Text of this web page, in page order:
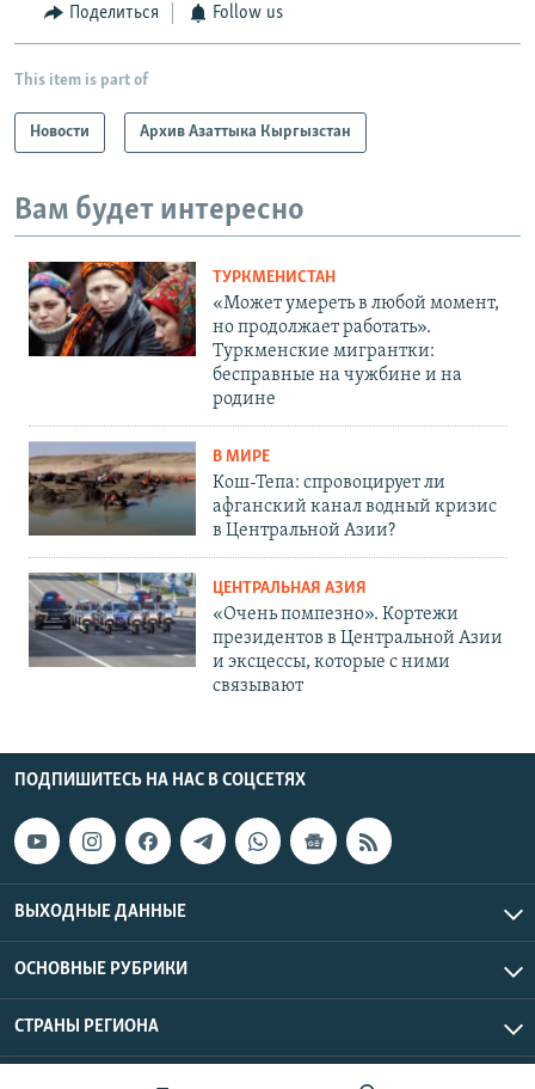
Поделиться Follow us
This item is part of
Новости Архив Азаттыка Кыргызстан
Вам будет интересно
ТУРКМЕНИСТАН
«Может умереть в любой момент,
но продолжает работать».
Туркменские мигрантки:
бесправные на чужбине и на
родине
В МИРЕ
Кош-Тепа: спровоцирует ли
афганский канал водный кризис
в Центральной Азии?
ЦЕНТРАЛЬНАЯ АЗИЯ
«Очень помпезно». Кортежи
президентов в Центральной Азии
и эксцессы, которые с ними
связывают
ПОДПИШИТЕСЬ НА НАС В СОЦСЕТЯХ
ВЫХОДНЫЕ ДАННЫЕ
ОСНОВНЫЕ РУБРИКИ
СТРАНЫ РЕГИОНА